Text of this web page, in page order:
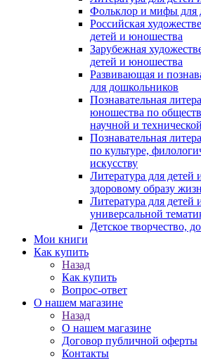
Фольклор и мифы для
Российская
детей и юношества
Зарубежная
детей и юношества
Развивающая и
для дошкольников
Познавательная
юношества по
научной и
Познавательная
по культуре,
искусству
Литература для
здоровому образу
Литература для детей
универсальной
Детское творчество,
Мои книги
Как купить
Назад
Как купить
Вопрос-ответ
О нашем магазине
Назад
О нашем магазине
Договор публичной оферты
Контакты